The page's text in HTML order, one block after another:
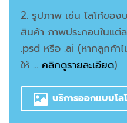
2. รูปภาพ เช่น โลโก้ขอ
สินค้า ภาพประกอบในแต่
.psd หรือ .ai (หากลูกค้า
ให้ ... คลิกดูรายละเอียด)
บริการออกแบบโล